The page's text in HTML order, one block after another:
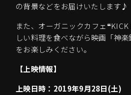
の背景などをお届けいたします♪
また、オーガニックカフェ❝KICK
しい料理を食べながら映画「神
をお楽しみください。
【上映情報】
上映日時：2019年9月28日(土)